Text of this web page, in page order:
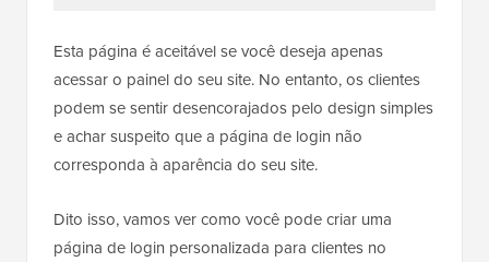
Esta página é aceitável se você deseja apenas
acessar o painel do seu site. No entanto, os clientes
podem se sentir desencorajados pelo design simples
e achar suspeito que a página de login não
corresponda à aparência do seu site.
Dito isso, vamos ver como você pode criar uma
página de login personalizada para clientes no